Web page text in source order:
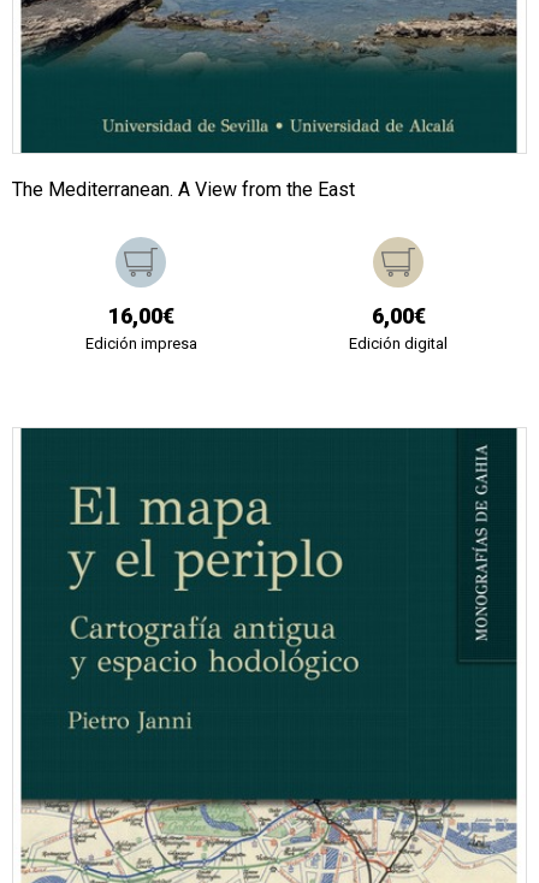
The Mediterranean. A View from the East
16,00€
Edición impresa
6,00€
Edición digital